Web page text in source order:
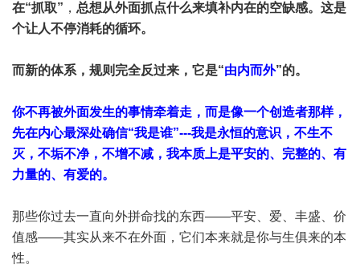
在“抓取” ， 总想从外面抓点什么来填补内在的空缺感。这是
个让人不停消耗的循环。
而新的体系，规则完全反过来，它是“由内而外”的。
你不再被外面发生的事情牵着走，而是像一个创造者那样，
先在内心最深处确信“我是谁”---我是永恒的意识，不生不
灭，不垢不净，不增不减，我本质上是平安的、完整的、有
力量的、有爱的。
那些你过去一直向外拼命找的东西——平安、爱、丰盛、价
值感——其实从来不在外面，它们本来就是你与生俱来的本
性。